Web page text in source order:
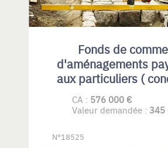
Fonds de
d'aménagements
aux particuliers (
en aménagement
responsable.)
CA : 576 000 €
Valeur demandée : 345
N°18525